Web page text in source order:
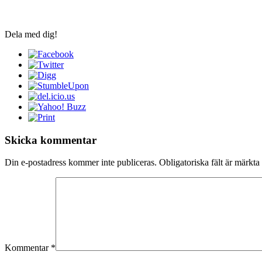
Dela med dig!
Skicka kommentar
Din e-postadress kommer inte publiceras. Obligatoriska fält är märkta
Kommentar *